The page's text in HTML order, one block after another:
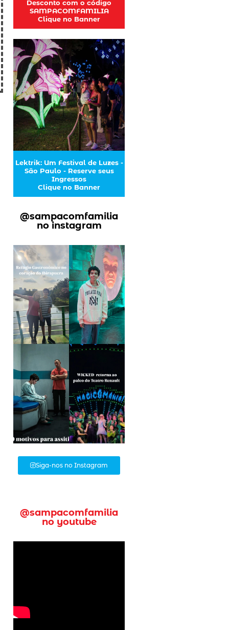
Desconto com o código
SAMPACOMFAMILIA
Clique no Banner
Lektrik: Um Festival de Luzes -
São Paulo - Reserve seus
Ingressos
Clique no Banner
@sampacomfamilia
no instagram
Siga-nos no Instagram
@sampacomfamilia
no youtube